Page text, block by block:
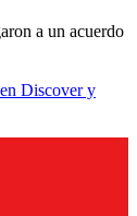
a un acuerdo
Discover y